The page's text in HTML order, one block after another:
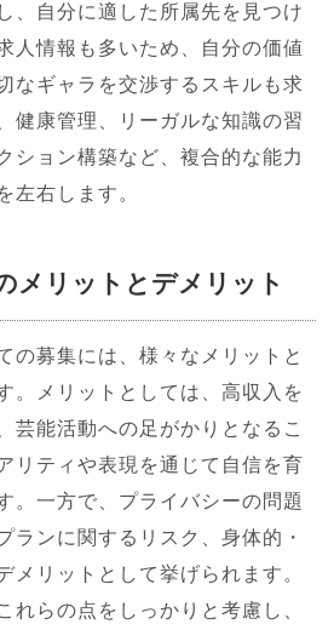
、自分に適した所属先を見つけ
人情報も多いため、自分の価値
なギャラを交渉するスキルも求
健康管理、リーガルな知識の習
ション構築など、複合的な能力
左右します。
メリットとデメリット
の募集には、様々なメリットと
。メリットとしては、高収入を
芸能活動への足がかりとなるこ
リティや表現を通じて自信を育
。一方で、プライバシーの問題
ランに関するリスク、身体的・
メリットとして挙げられます。
れらの点をしっかりと考慮し、